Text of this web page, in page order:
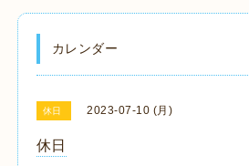
カレンダー
休日 2023-07-10 (月)
休日